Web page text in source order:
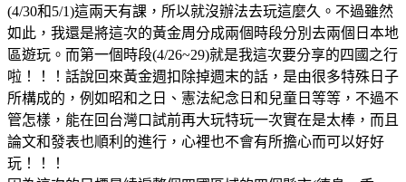
(4/30和5/1)這兩天有課，所以就沒辦法去玩這麼久。不過雖然
如此，我還是將這次的黃金周分成兩個時段分別去兩個日本地
區遊玩。而第一個時段(4/26~29)就是我這次要分享的四國之行
啦！！！話說回來黃金週扣除掉週末的話，是由很多特殊日子
所構成的，例如昭和之日、憲法紀念日和兒童日等等，不過不
管怎樣，能在回台灣口試前再大玩特玩一次實在是太棒，而且
論文和發表也順利的進行，心裡也不會有所擔心而可以好好
玩！！！